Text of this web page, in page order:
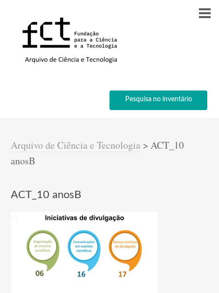
Pesquisa no inventário
Arquivo de Ciência e Tecnologia >ACT_10
anosB
ACT_10 anosB